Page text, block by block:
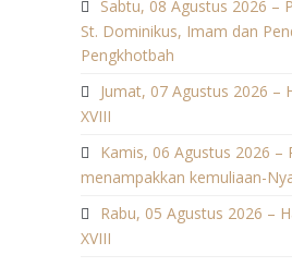
Sabtu, 08 Agustus 2026 –
St. Dominikus, Imam dan
Pengkhotbah
Jumat, 07 Agustus 2026 –
XVIII
Kamis, 06 Agustus 2026 –
menampakkan kemuliaan-
Rabu, 05 Agustus 2026 –
XVIII